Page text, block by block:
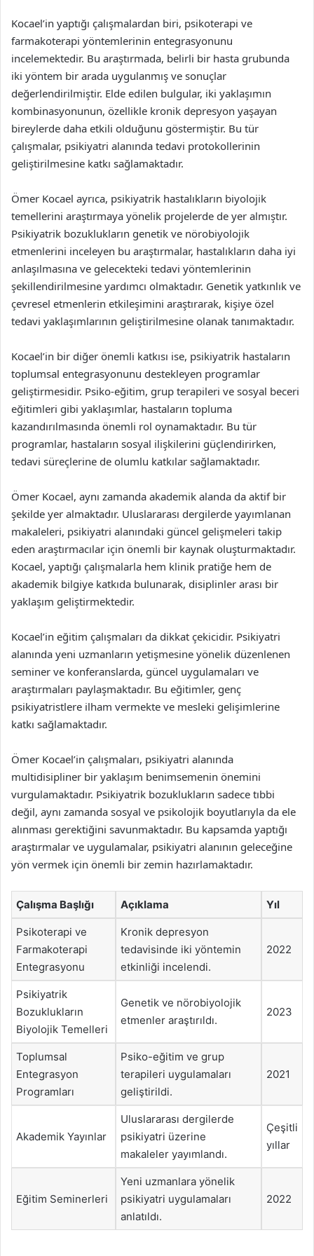
Kocael’in yaptığı çalışmalardan biri, psikoterapi ve
farmakoterapi yöntemlerinin entegrasyonunu
incelemektedir. Bu araştırmada, belirli bir hasta grubunda
iki yöntem bir arada uygulanmış ve sonuçlar
değerlendirilmiştir. Elde edilen bulgular, iki yaklaşımın
kombinasyonunun, özellikle kronik depresyon yaşayan
bireylerde daha etkili olduğunu göstermiştir. Bu tür
çalışmalar, psikiyatri alanında tedavi protokollerinin
geliştirilmesine katkı sağlamaktadır.
Ömer Kocael ayrıca, psikiyatrik hastalıkların biyolojik
temellerini araştırmaya yönelik projelerde de yer almıştır.
Psikiyatrik bozuklukların genetik ve nörobiyolojik
etmenlerini inceleyen bu araştırmalar, hastalıkların daha iyi
anlaşılmasına ve gelecekteki tedavi yöntemlerinin
şekillendirilmesine yardımcı olmaktadır. Genetik yatkınlık ve
çevresel etmenlerin etkileşimini araştırarak, kişiye özel
tedavi yaklaşımlarının geliştirilmesine olanak tanımaktadır.
Kocael’in bir diğer önemli katkısı ise, psikiyatrik hastaların
toplumsal entegrasyonunu destekleyen programlar
geliştirmesidir. Psiko-eğitim, grup terapileri ve sosyal beceri
eğitimleri gibi yaklaşımlar, hastaların topluma
kazandırılmasında önemli rol oynamaktadır. Bu tür
programlar, hastaların sosyal ilişkilerini güçlendirirken,
tedavi süreçlerine de olumlu katkılar sağlamaktadır.
Ömer Kocael, aynı zamanda akademik alanda da aktif bir
şekilde yer almaktadır. Uluslararası dergilerde yayımlanan
makaleleri, psikiyatri alanındaki güncel gelişmeleri takip
eden araştırmacılar için önemli bir kaynak oluşturmaktadır.
Kocael, yaptığı çalışmalarla hem klinik pratiğe hem de
akademik bilgiye katkıda bulunarak, disiplinler arası bir
yaklaşım geliştirmektedir.
Kocael’in eğitim çalışmaları da dikkat çekicidir. Psikiyatri
alanında yeni uzmanların yetişmesine yönelik düzenlenen
seminer ve konferanslarda, güncel uygulamaları ve
araştırmaları paylaşmaktadır. Bu eğitimler, genç
psikiyatristlere ilham vermekte ve mesleki gelişimlerine
katkı sağlamaktadır.
Ömer Kocael’in çalışmaları, psikiyatri alanında
multidisipliner bir yaklaşım benimsemenin önemini
vurgulamaktadır. Psikiyatrik bozuklukların sadece tıbbi
değil, aynı zamanda sosyal ve psikolojik boyutlarıyla da ele
alınması gerektiğini savunmaktadır. Bu kapsamda yaptığı
araştırmalar ve uygulamalar, psikiyatri alanının geleceğine
yön vermek için önemli bir zemin hazırlamaktadır.
Çalışma Başlığı Açıklama Yıl
Psikoterapi ve
Farmakoterapi
Entegrasyonu
Kronik depresyon
tedavisinde iki yöntemin
etkinliği incelendi.
2022
Psikiyatrik
Bozuklukların
Biyolojik Temelleri
Genetik ve nörobiyolojik
etmenler araştırıldı.
2023
Toplumsal
Entegrasyon
Programları
Psiko-eğitim ve grup
terapileri uygulamaları
geliştirildi.
2021
Akademik Yayınlar
Uluslararası dergilerde
psikiyatri üzerine
makaleler yayımlandı.
Çeşitli
yıllar
Eğitim Seminerleri
Yeni uzmanlara yönelik
psikiyatri uygulamaları
anlatıldı.
2022